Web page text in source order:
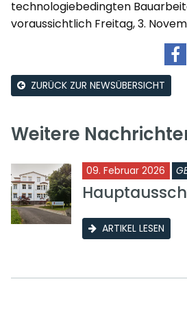
technologiebedingten
voraussichtlich Freitag, 3.
ZURÜCK ZUR NEWSÜBERSICHT
Weitere
09. Februar 2026
ARTIKEL LESEN